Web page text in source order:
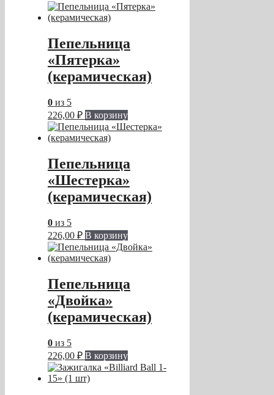
Пепельница
«Пятерка»
(керамическая)
0 из 5
226,00 ₽ В корзину
Пепельница
«Шестерка»
(керамическая)
0 из 5
226,00 ₽ В корзину
Пепельница
«Двойка»
(керамическая)
0 из 5
226,00 ₽ В корзину